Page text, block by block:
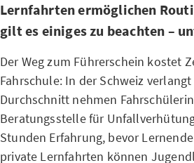
Lernfahrten ermöglichen
gilt es einiges zu beachten –
Der Weg zum Führerschein kostet
Fahrschule: In der Schweiz
Durchschnitt nehmen
Beratungsstelle für
Stunden Erfahrung, bevor
private Lernfahrten können